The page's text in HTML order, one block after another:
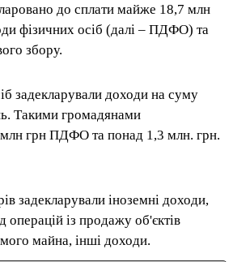
до сплати майже 18,7 млн
фізичних осіб (далі – ПДФО) та
збору.
задекларували доходи на суму
Такими громадянами
млн грн ПДФО та понад 1,3 млн. грн.
задекларували іноземні доходи,
операцій із продажу об'єктів
майна, інші доходи.